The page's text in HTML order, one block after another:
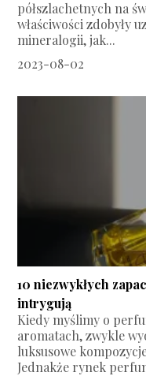
półszlachetnych na
właściwości zdobyły
mineralogii, jak...
2023-08-02
10 niezwykłych
intrygują
Kiedy myślimy o
aromatach, zwykle
luksusowe
Jednakże rynek